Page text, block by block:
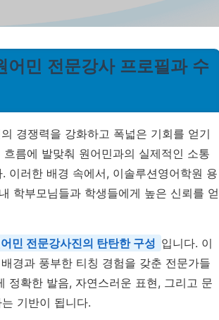
민 전문강사 프로필과 수
경쟁력을 강화하고 폭넓은 기회를 얻기
름에 발맞춰 원어민과의 실제적인 소통
이러한 배경 속에서, 이솔루션영어학원 용
학부모님들과 학생들에게 높은 신뢰를 얻
민 전문강사진의 탄탄한 구성 입니다. 이
경과 풍부한 티칭 경험을 갖춘 전문가들
정확한 발음, 자연스러운 표현, 그리고 문
기반이 됩니다.